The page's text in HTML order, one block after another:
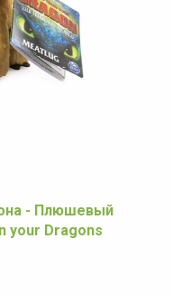
- Плюшевый
your Dragons